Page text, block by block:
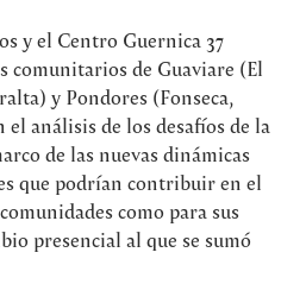
y el Centro Guernica 37
comunitarios de Guaviare (El
y Pondores (Fonseca,
análisis de los desafíos de la
de las nuevas dinámicas
que podrían contribuir en el
como para sus
presencial al que se sumó